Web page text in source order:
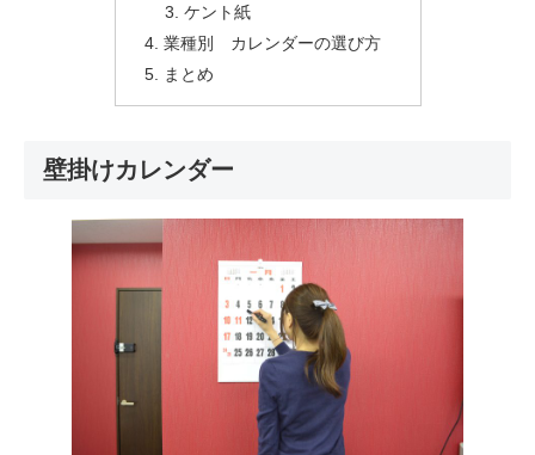
ケント紙
業種別 カレンダーの選び方
まとめ
壁掛けカレンダー